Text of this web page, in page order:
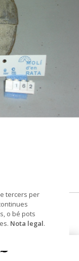
tercers per
o bé pots
Nota legal.